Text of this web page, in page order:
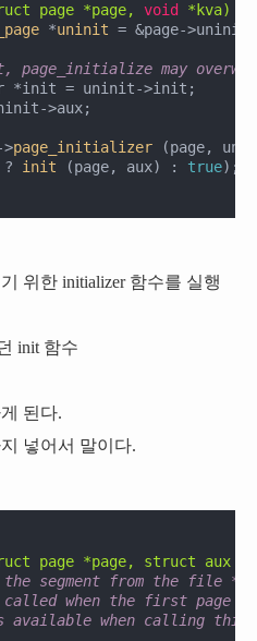
page *page, void *kva)
*uninit = &page->uninit;
page_initialize may
>aux;
page_initializer (page,
?
init (page, aux) : true);
위한 initializer 함수를 실행
init 함수
된다.
넣어서 말이다.
page *page, struct aux
the segment from the file */
called when the first page
available when calling